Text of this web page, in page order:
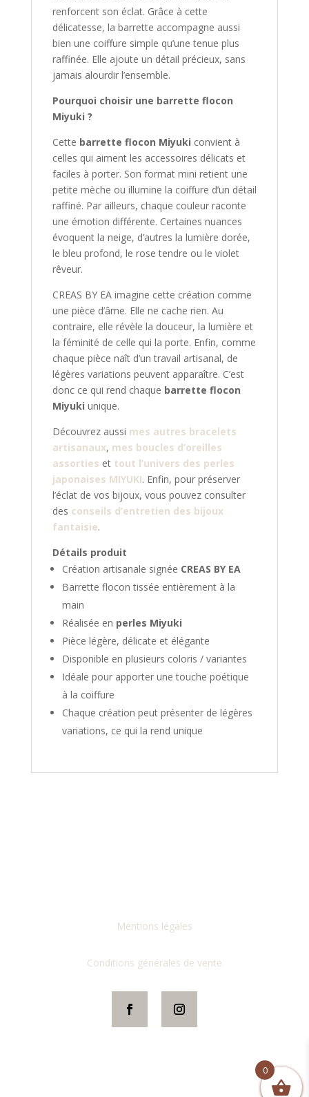
renforcent son éclat. Grâce à cette
délicatesse, la barrette accompagne aussi
bien une coiffure simple qu’une tenue plus
raffinée. Elle ajoute un détail précieux, sans
jamais alourdir l’ensemble.
Pourquoi choisir une barrette flocon
Miyuki ?
Cette barrette flocon Miyuki convient à
celles qui aiment les accessoires délicats et
faciles à porter. Son format mini retient une
petite mèche ou illumine la coiffure d’un détail
raffiné. Par ailleurs, chaque couleur raconte
une émotion différente. Certaines nuances
évoquent la neige, d’autres la lumière dorée,
le bleu profond, le rose tendre ou le violet
rêveur.
CREAS BY EA imagine cette création comme
une pièce d’âme. Elle ne cache rien. Au
contraire, elle révèle la douceur, la lumière et
la féminité de celle qui la porte. Enfin, comme
chaque pièce naît d’un travail artisanal, de
légères variations peuvent apparaître. C’est
donc ce qui rend chaque barrette flocon
Miyuki unique.
Découvrez aussi mes autres bracelets
artisanaux, mes boucles d’oreilles
assorties et tout l’univers des perles
japonaises MIYUKI. Enfin, pour préserver
l’éclat de vos bijoux, vous pouvez consulter
des conseils d’entretien des bijoux
fantaisie.
Détails produit
Création artisanale signée CREAS BY EA
Barrette flocon tissée entièrement à la
main
Réalisée en perles Miyuki
Pièce légère, délicate et élégante
Disponible en plusieurs coloris / variantes
Idéale pour apporter une touche poétique
à la coiffure
Chaque création peut présenter de légères
variations, ce qui la rend unique
Mentions légales
Conditions générales de vente
0